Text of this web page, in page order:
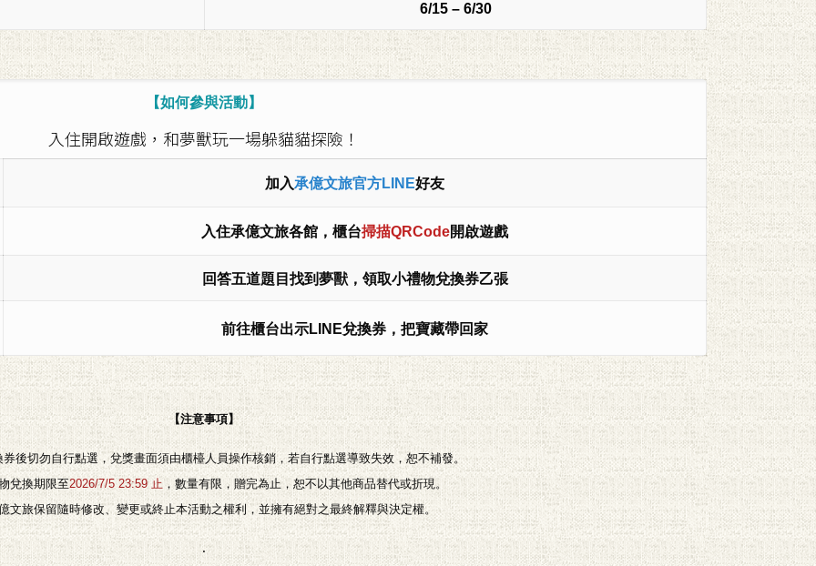
6/15 – 6/30
【如何參與活動】
入住開啟遊戲，和夢獸玩一場躲貓貓探險！
加入承億文旅官方LINE好友
入住承億文旅各館，櫃台掃描QRCode開啟遊戲
回答五道題目找到夢獸，領取小禮物兌換券乙張
前往櫃台出示LINE兌換券，把寶藏帶回家
【注意事項】
後切勿自行點選，兌獎畫面須由櫃檯人員操作核銷，若自行點選導致失效，恕不補發。
兌換期限至2026/7/5 23:59 止，數量有限，贈完為止，恕不以其他商品替代或折現。
文旅保留隨時修改、變更或終止本活動之權利，並擁有絕對之最終解釋與決定權。
.